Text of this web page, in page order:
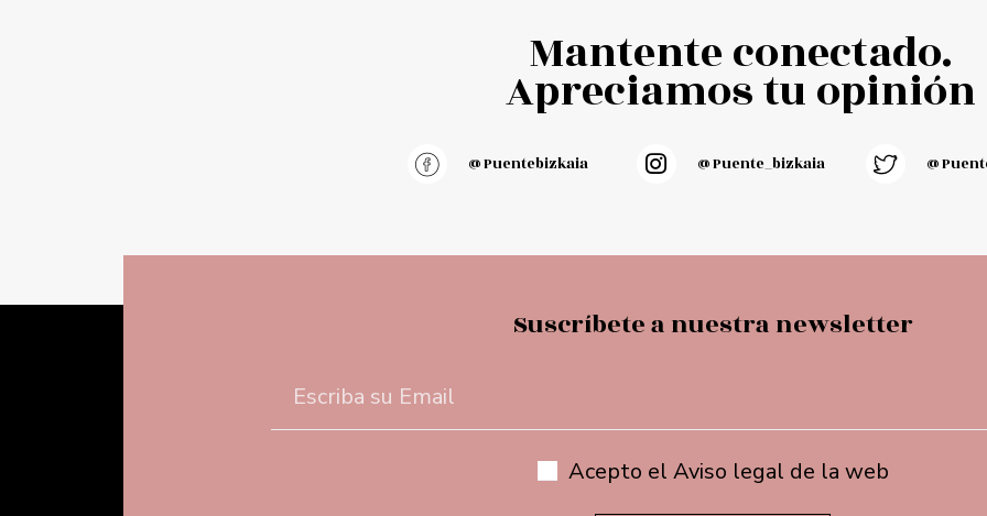
Mantente conectado.
Apreciamos tu opinión
@puentebizkaia @puente_bizkaia
Suscríbete a nuestra newsletter
Acepto el Aviso legal de la web